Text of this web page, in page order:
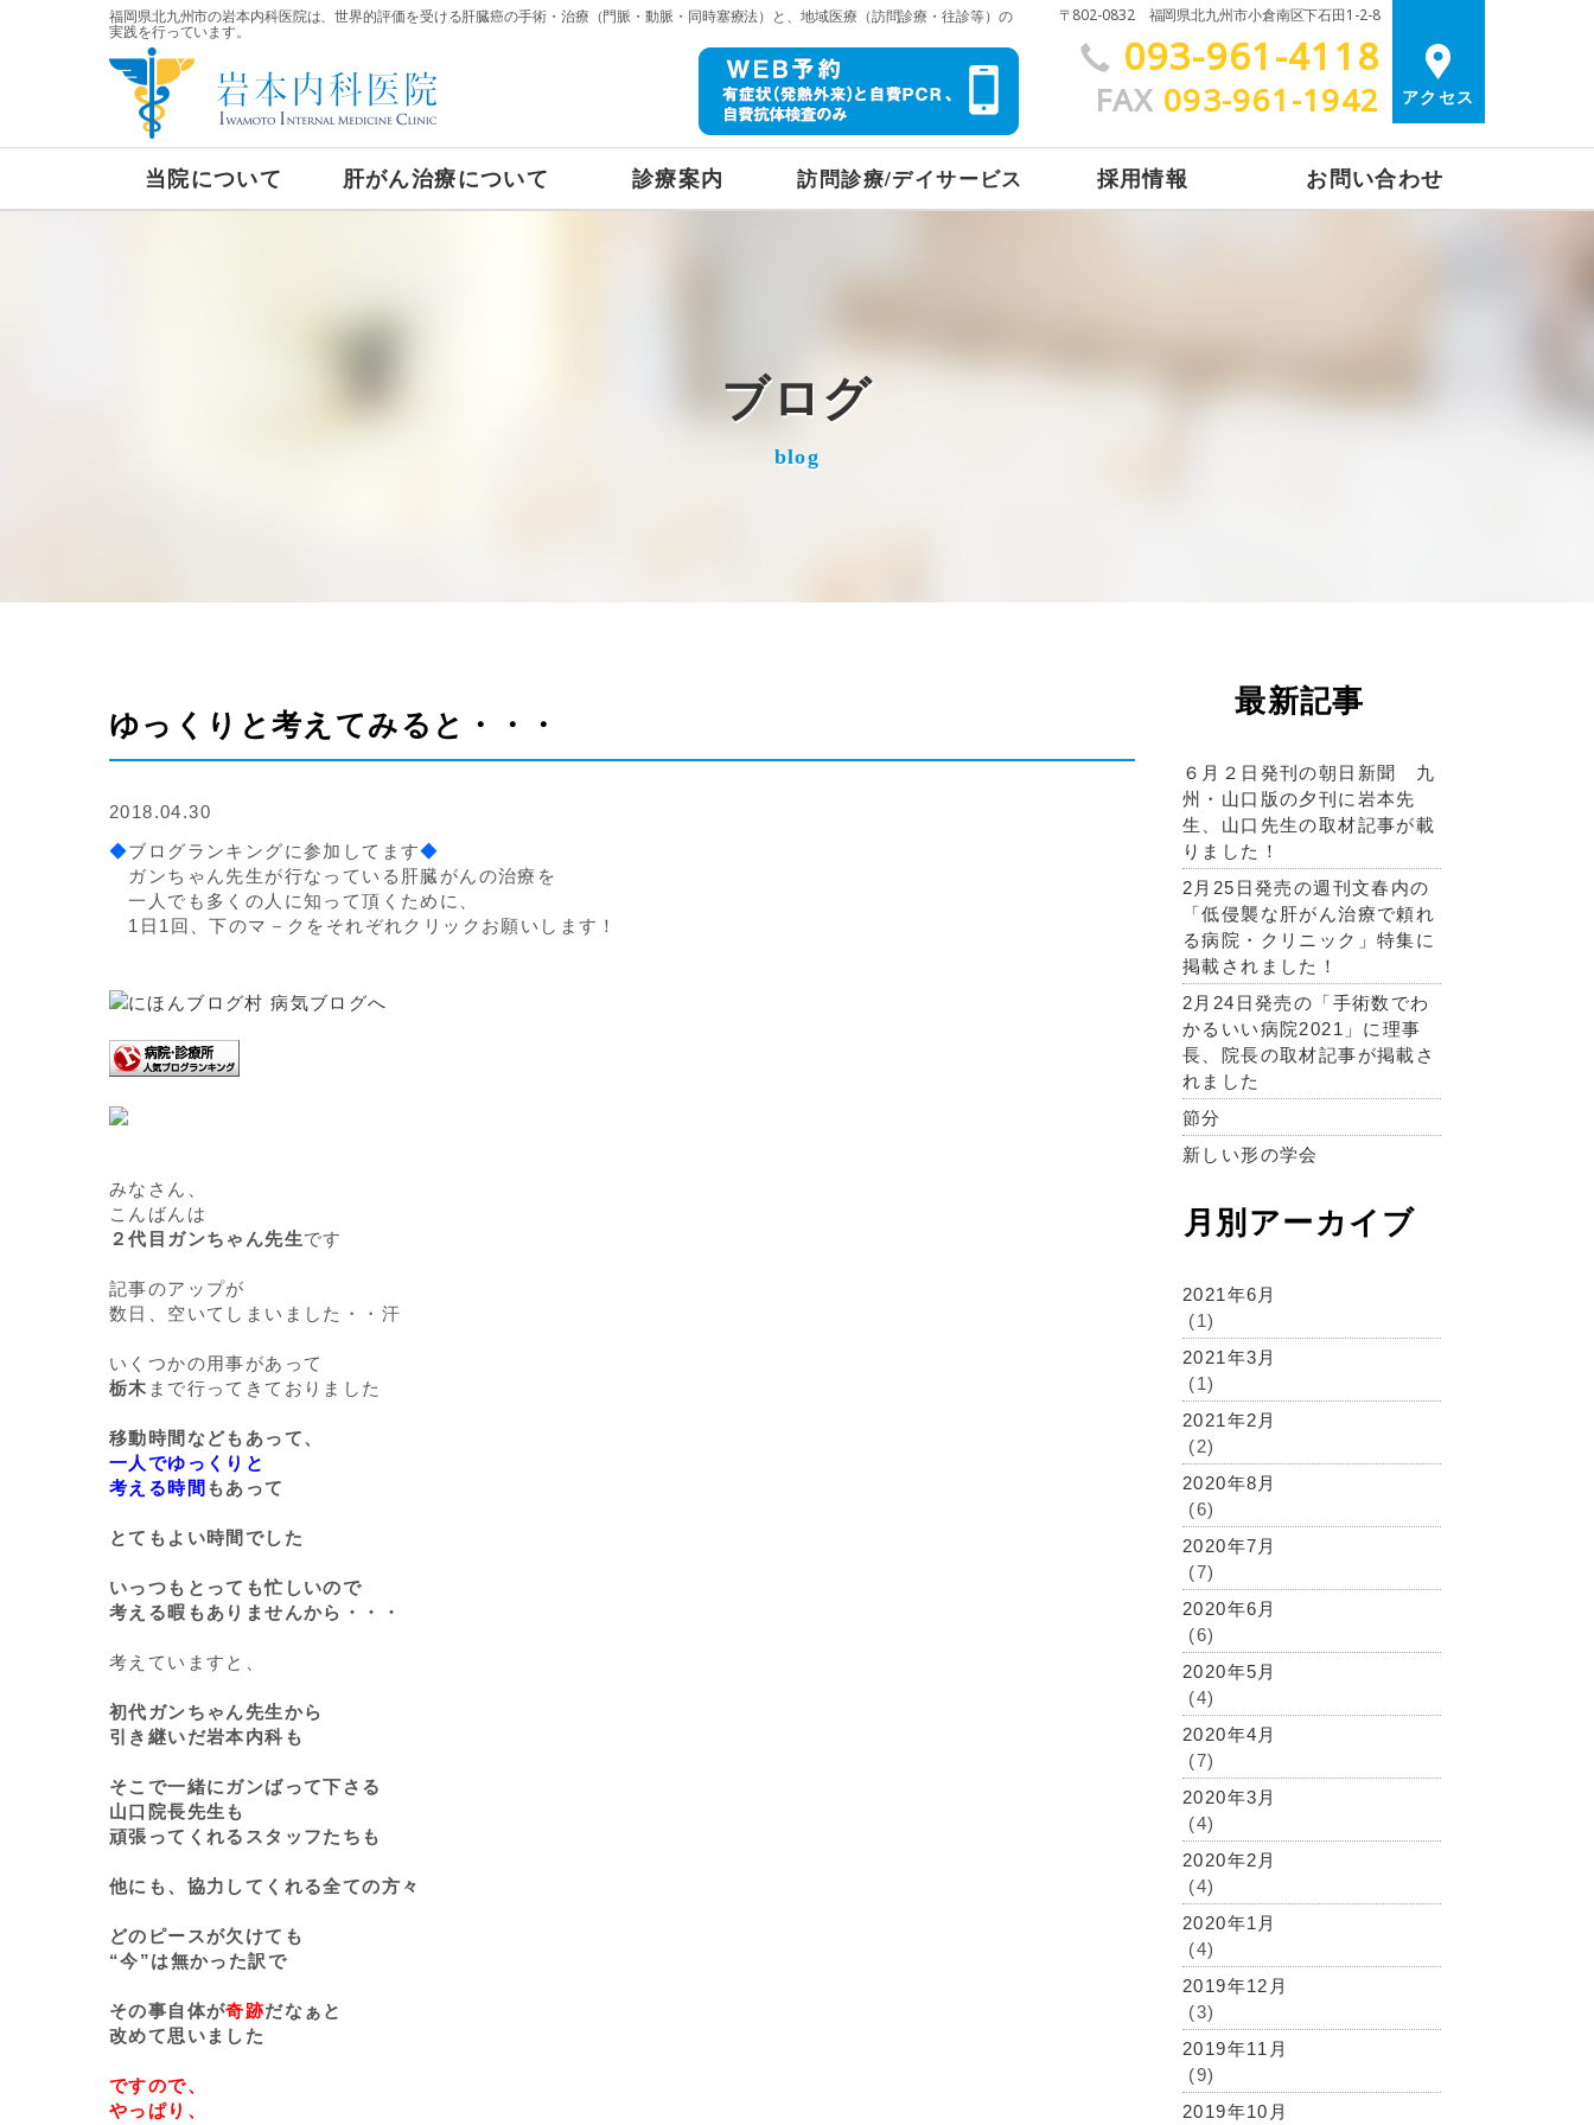
福岡県北九州市の岩本内科医院は、世界的評価を受ける肝臓癌の手術・治療（門脈・動脈・同時塞療法）と、地域医療（訪問診療・往診等）の
実践を行っています。
〒802-0832 福岡県北九州市小倉南区下石田1-2-8
093-961-4118
FAX 093-961-1942 アクセス
当院について 肝がん治療について 診療案内 訪問診療/デイサービス 採用情報 お問い合わせ
ブログ
blog
ゆっくりと考えてみると・・・
2018.04.30
◆ブログランキングに参加してます◆
ガンちゃん先生が行なっている肝臓がんの治療を
一人でも多くの人に知って頂くために、
1日1回、下のマ－クをそれぞれクリックお願いします！
みなさん、
こんばんは
２代目ガンちゃん先生です
記事のアップが
数日、空いてしまいました・・汗
いくつかの用事があって
栃木 まで行ってきておりました
移動時間などもあって、
一人でゆっくりと
考える時間 もあって
とてもよい時間でした
いっつもとっても忙しいので
考える暇もありませんから・・・
考えていますと、
初代ガンちゃん先生から
引き継いだ岩本内科も
そこで一緒にガンばって下さる
山口院長先生も
頑張ってくれるスタッフたちも
他にも、協力してくれる全ての方々
どのピースが欠けても
“今”は無かった訳で
その事自体が奇跡だなぁと
改めて思いました
ですので、
やっぱり、
最新記事
６月２日発刊の朝日新聞 九
州・山口版の夕刊に岩本先
生、山口先生の取材記事が載
りました！
2月25日発売の週刊文春内の
「低侵襲な肝がん治療で頼れ
る病院・クリニック」特集に
掲載されました！
2月24日発売の「手術数でわ
かるいい病院2021」に理事
長、院長の取材記事が掲載さ
れました
節分
新しい形の学会
月別アーカイブ
2021年6月
(1)
2021年3月
(1)
2021年2月
(2)
2020年8月
(6)
2020年7月
(7)
2020年6月
(6)
2020年5月
(4)
2020年4月
(7)
2020年3月
(4)
2020年2月
(4)
2020年1月
(4)
2019年12月
(3)
2019年11月
(9)
2019年10月